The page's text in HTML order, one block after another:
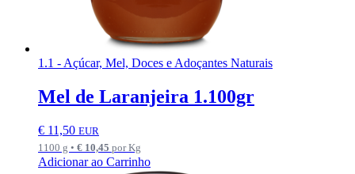
1.1 - Açúcar, Mel, Doces e Adoçantes Naturais
Mel de Laranjeira 1.100gr
€ 11,50 EUR
1100 g • € 10,45 por Kg
Adicionar ao Carrinho